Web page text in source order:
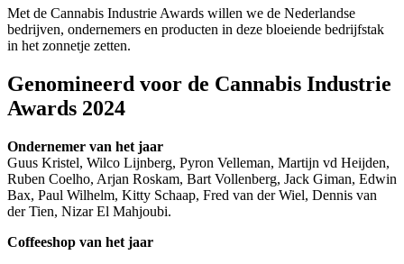
Met de Cannabis Industrie Awards willen we de Nederlandse
bedrijven, ondernemers en producten in deze bloeiende bedrijfstak
in het zonnetje zetten.
Genomineerd voor de Cannabis Industrie
Awards 2024
Ondernemer van het jaar
Guus Kristel, Wilco Lijnberg, Pyron Velleman, Martijn vd Heijden,
Ruben Coelho, Arjan Roskam, Bart Vollenberg, Jack Giman, Edwin
Bax, Paul Wilhelm, Kitty Schaap, Fred van der Wiel, Dennis van
der Tien, Nizar El Mahjoubi.
Coffeeshop van het jaar